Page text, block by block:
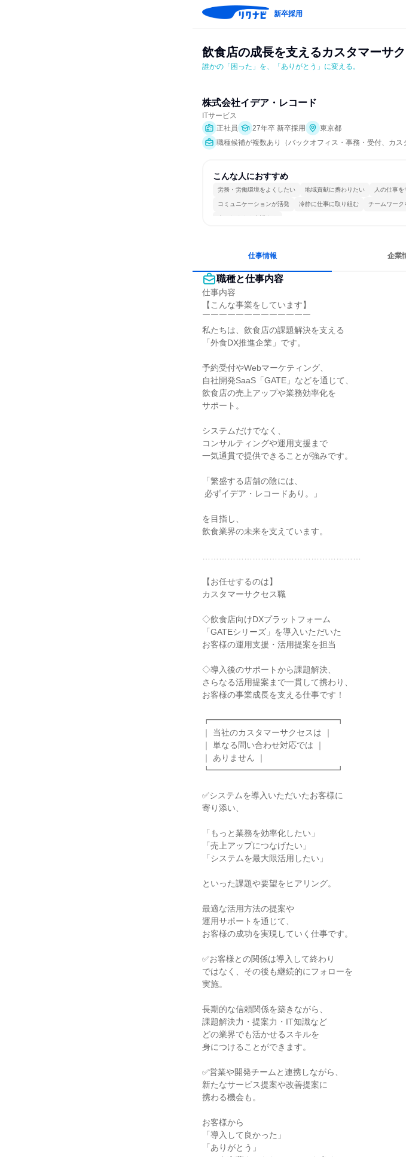
新卒採用
飲食店の成長を支えるカスタマーサ
誰かの「困った」を、「ありがとう」に変える。
株式会社イデア・レコード
ITサービス
正社員
27年卒 新卒採用
東京都
職種候補が複数あり（バックオフィス・事務・受付、カ
こんな人におすすめ
労務・労働環境をよくしたい 地域貢献に携わりたい 人の仕事
コミュニケーションが活発 冷静に仕事に取り組む チームワーク
人とたくさん会話する
仕事情報 企業
職種と仕事内容
仕事内容
【こんな事業をしています】
￣￣￣￣￣￣￣￣￣￣￣￣￣
私たちは、飲食店の課題解決を支える
「外食DX推進企業」です。
予約受付やWebマーケティング、
自社開発SaaS「GATE」などを通じて、
飲食店の売上アップや業務効率化を
サポート。
システムだけでなく、
コンサルティングや運用支援まで
一気通貫で提供できることが強みです。
「繁盛する店舗の陰には、
を目指し、
飲食業界の未来を支えています。
【お任せするのは】
カスタマーサクセス職
◇飲食店向けDXプラットフォーム
「GATEシリーズ」を導入いただいた
お客様の運用支援・活用提案を担当
◇導入後のサポートから課題解決、
さらなる活用提案まで一貫して携わり、
お客様の事業成長を支える仕事です！
┏━━━━━━━━━━━━━━━┓
｜ 当社のカスタマーサクセスは ｜
｜ 単なる問い合わせ対応では ｜
｜ ありません ｜
┗━━━━━━━━━━━━━━━┛
✅システムを導入いただいたお客様に
寄り添い、
「もっと業務を効率化したい」
「売上アップにつなげたい」
「システムを最大限活用したい」
といった課題や要望をヒアリング。
最適な活用方法の提案や
運用サポートを通じて、
お客様の成功を実現していく仕事です。
✅お客様との関係は導入して終わり
ではなく、その後も継続的にフォローを
実施。
長期的な信頼関係を築きながら、
課題解決力・提案力・IT知識など
どの業界でも活かせるスキルを
身につけることができます。
✅営業や開発チームと連携しながら、
新たなサービス提案や改善提案に
携わる機会も。
お客様から
「導入して良かった」
「ありがとう」